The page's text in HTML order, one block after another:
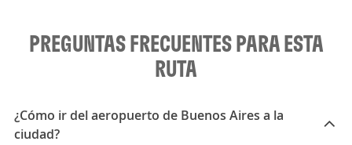
PREGUNTAS FRECUENTES PARA ESTA
RUTA
¿Cómo ir del aeropuerto de Buenos Aires a la
ciudad?